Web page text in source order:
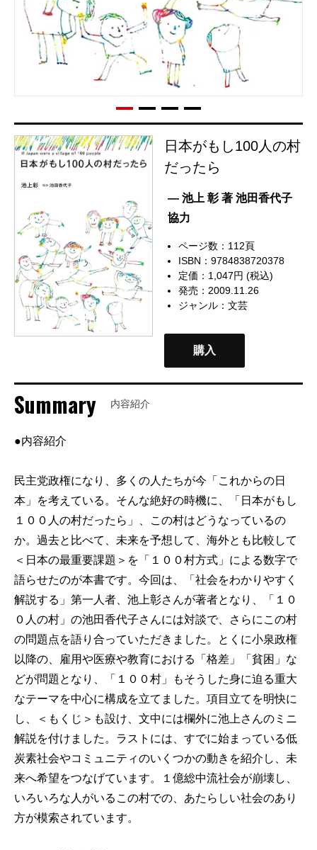
日本がもし100人の村
だったら
— 池上 彰 著 池田香代子
協力
ページ数：112頁
ISBN：9784838720378
定価：1,047円 (税込)
発売：2009.11.26
ジャンル：文芸
購入
Summary 内容紹介
●内容紹介
民主党政権になり、多くの人たちが今「これからの日
本」を考えている。そんな絶好の時機に、「日本がもし
１００人の村だったら」、この村はどうなっているの
か。過去と比べて、未来を予想して、海外とも比較して
＜日本の最重要課題＞を「１００村方式」による数字で
語らせたのが本書です。今回は、「社会をわかりやすく
解説する」第一人者、池上彰さんが著者となり、「１０
０人の村」の池田香代子さんには対談で、さらにこの村
の問題点を語り合っていただきました。とくに小泉政権
以降の、雇用や医療や教育における「格差」「貧困」な
どが問題となり、「１００村」もそうした身に迫る重大
なテーマを中心に構成を立てました。項目立てを明快に
し、＜もくじ＞も設け、文中には欄外に池上さんのミニ
解説を付けました。ラストには、すでに始まっている低
炭素社会やコミュニティのいくつかの動きを紹介し、未
来へ希望をつなげています。１億総中流社会が崩壊し、
いろいろな人がいるこの村での、あたらしい社会のあり
方が模索されています。